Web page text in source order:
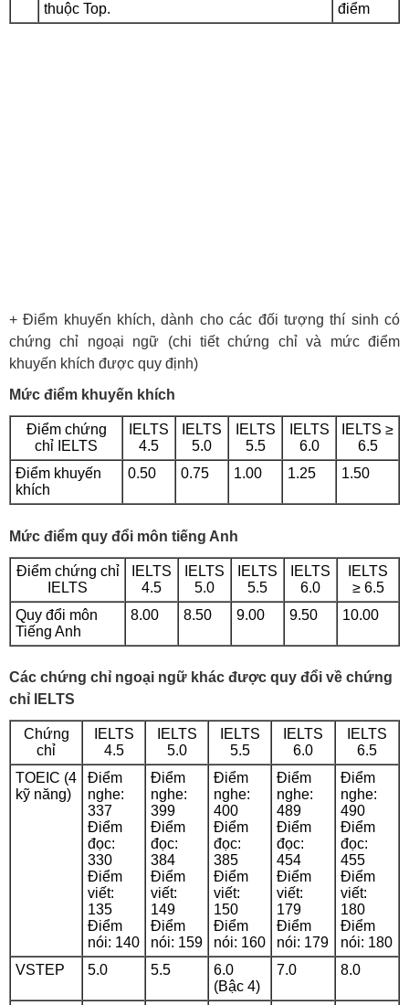
thuộc Top. điểm
+ Điểm khuyến khích, dành cho các đối tượng thí sinh có
chứng chỉ ngoại ngữ (chi tiết chứng chỉ và mức điểm
khuyến khích được quy định)
Mức điểm khuyến khích
Điểm chứng
chỉ IELTS
IELTS
4.5
IELTS
5.0
IELTS
5.5
IELTS
6.0
IELTS ≥
6.5
Điểm khuyến
khích
0.50 0.75 1.00 1.25 1.50
Mức điểm quy đổi môn tiếng Anh
Điểm chứng chỉ
IELTS
IELTS
4.5
IELTS
5.0
IELTS
5.5
IELTS
6.0
IELTS
≥ 6.5
Quy đổi môn
Tiếng Anh
8.00 8.50 9.00 9.50 10.00
Các chứng chỉ ngoại ngữ khác được quy đổi về chứng
chỉ IELTS
Chứng
chỉ
IELTS
4.5
IELTS
5.0
IELTS
5.5
IELTS
6.0
IELTS
6.5
TOEIC (4
kỹ năng)
Điểm
nghe:
337
Điểm
đọc:
330
Điểm
viết:
135
Điểm
nói: 140
Điểm
nghe:
399
Điểm
đọc:
384
Điểm
viết:
149
Điểm
nói: 159
Điểm
nghe:
400
Điểm
đọc:
385
Điểm
viết:
150
Điểm
nói: 160
Điểm
nghe:
489
Điểm
đọc:
454
Điểm
viết:
179
Điểm
nói: 179
Điểm
nghe:
490
Điểm
đọc:
455
Điểm
viết:
180
Điểm
nói: 180
VSTEP
5.0 5.5
6.0
(Bậc 4)
7.0 8.0